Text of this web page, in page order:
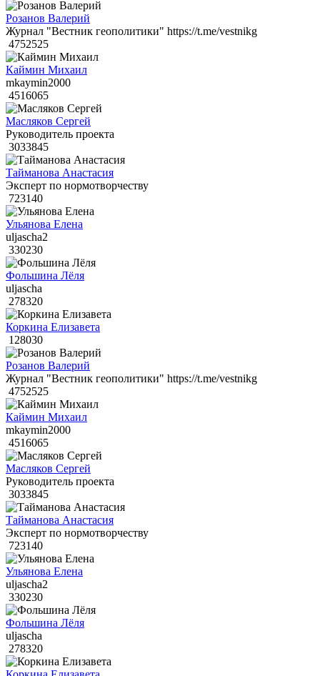
Розанов Валерий
Журнал "Вестник геополитики" https://t.me/vestnikg
4752525
Каймин Михаил
mkaymin2000
4516065
Масляков Сергей
Руководитель проекта
3033845
Тайманова Анастасия
Эксперт по нормотворчеству
723140
Ульянова Елена
uljascha2
330230
Фольшина Лёля
uljascha
278320
Коркина Елизавета
128030
Розанов Валерий
Журнал "Вестник геополитики" https://t.me/vestnikg
4752525
Каймин Михаил
mkaymin2000
4516065
Масляков Сергей
Руководитель проекта
3033845
Тайманова Анастасия
Эксперт по нормотворчеству
723140
Ульянова Елена
uljascha2
330230
Фольшина Лёля
uljascha
278320